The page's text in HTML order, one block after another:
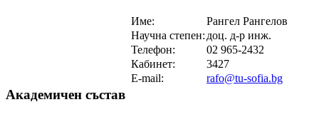
Име:
Рангел Рангелов
Научна степен: доц. д-р инж.
Телефон:
02 965-2432
Кабинет:
3427
E-mail:
rafo@tu-sofia.bg
Академичен състав